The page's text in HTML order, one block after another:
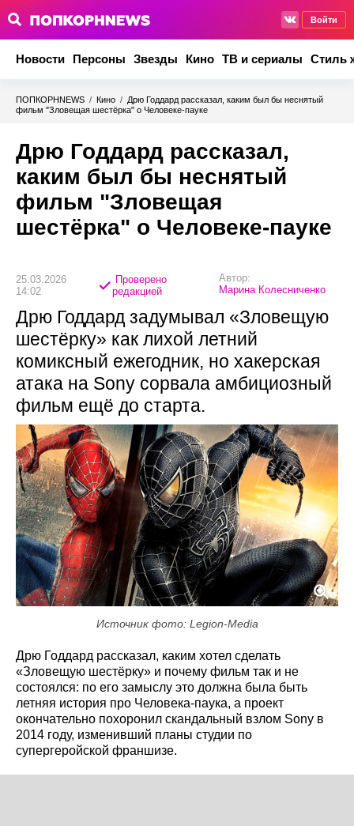
Войти
Новости Персоны Звезды Кино ТВ и сериалы Стиль
ПОПКОРНNEWS / Кино / Дрю Годдард рассказал, каким был бы неснятый
фильм "Зловещая шестёрка" о Человеке-пауке
Дрю Годдард рассказал,
каким был бы неснятый
фильм "Зловещая
шестёрка" о Человеке-пауке
25.03.2026
14:02
Проверено
редакцией
Автор:
Марина Колесниченко
Дрю Годдард задумывал «Зловещую
шестёрку» как лихой летний
комиксный ежегодник, но хакерская
атака на Sony сорвала амбициозный
фильм ещё до старта.
Источник фото: Legion-Media
Дрю Годдард рассказал, каким хотел сделать
«Зловещую шестёрку» и почему фильм так и не
состоялся: по его замыслу это должна была быть
летняя история про Человека-паука, а проект
окончательно похоронил скандальный взлом Sony в
2014 году, изменивший планы студии по
супергеройской франшизе.